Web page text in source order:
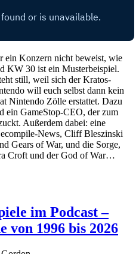
ein Konzern nicht beweist, wie
KW 30 ist ein Musterbeispiel.
still, weil sich der Kratos-
will euch selbst dann kein
Nintendo Zölle erstattet. Dazu
ein GameStop-CEO, der zum
Außerdem dabei: eine
News, Cliff Bleszinski
Gears of War, und die Sorge,
Croft und der God of War…
im Podcast –
von 1996 bis 2026